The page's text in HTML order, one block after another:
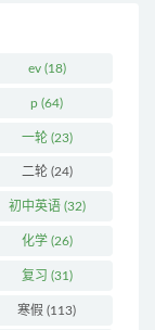
ev(18)
p (64)
一轮(23)
二轮(24)
初中英语(32)
化学(26)
复习 (31)
寒假 (113)